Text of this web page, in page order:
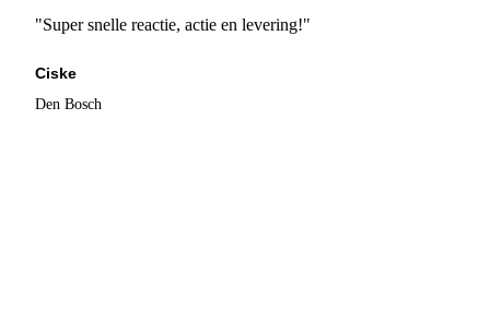
"Super snelle reactie, actie en levering!"
Ciske
Den Bosch